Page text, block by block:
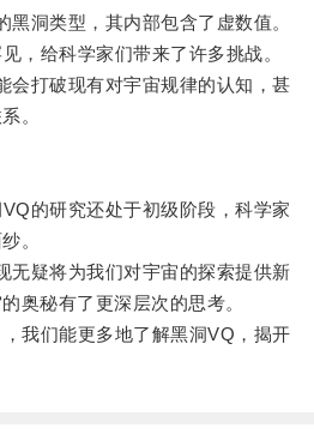
洞类型，其内部包含了虚数值。
给科学家们带来了许多挑战。
打破现有对宇宙规律的认知，甚
。
的研究还处于初级阶段，科学家
。
疑将为我们对宇宙的探索提供新
奥秘有了更深层次的思考。
们能更多地了解黑洞VQ，揭开